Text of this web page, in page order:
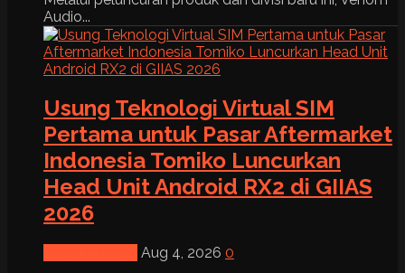
Audio...
Usung Teknologi Virtual SIM
Pertama untuk Pasar Aftermarket
Indonesia Tomiko Luncurkan
Head Unit Android RX2 di GIIAS
2026
Aug 4, 2026 0